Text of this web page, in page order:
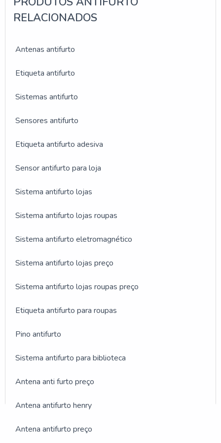
organizando no sentido de estabelecer uma linha de
frente no campo da segurança, com a finalidade de
antifurtoA Sensor Tag se destaca por comercializar
RELACIONADOS
Antenas antifurto
Etiqueta antifurto
Sistemas antifurto
Sensores antifurto
Etiqueta antifurto adesiva
Sensor antifurto para loja
Sistema antifurto lojas
Sistema antifurto lojas roupas
Sistema antifurto eletromagnético
Sistema antifurto lojas preço
Sistema antifurto lojas roupas preço
Etiqueta antifurto para roupas
Pino antifurto
Sistema antifurto para biblioteca
Antena anti furto preço
Antena antifurto henry
Antena antifurto preço
GALERIA DE IMAGENS